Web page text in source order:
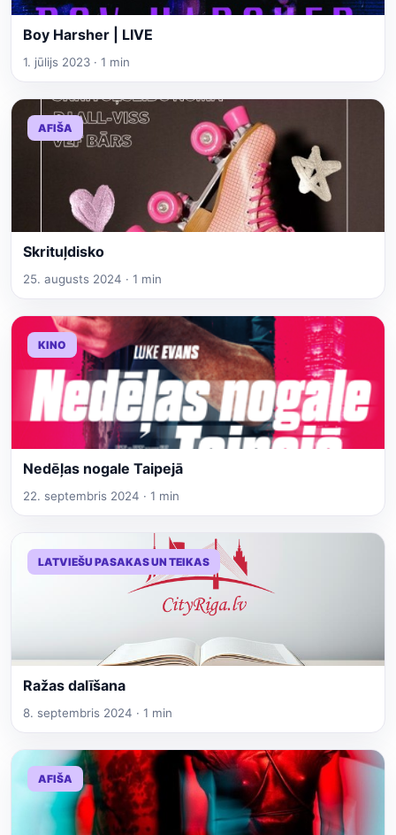
Boy Harsher | LIVE
1. jūlijs 2023 · 1 min
AFIŠA
Skrituļdisko
25. augusts 2024 · 1 min
KINO
Nedēļas nogale Taipejā
22. septembris 2024 · 1 min
LATVIEŠU PASAKAS UN TEIKAS
Ražas dalīšana
8. septembris 2024 · 1 min
AFIŠA